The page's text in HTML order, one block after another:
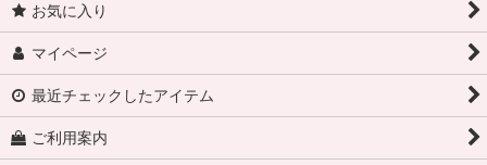
お気に入り
マイページ
最近チェックしたアイテム
ご利用案内